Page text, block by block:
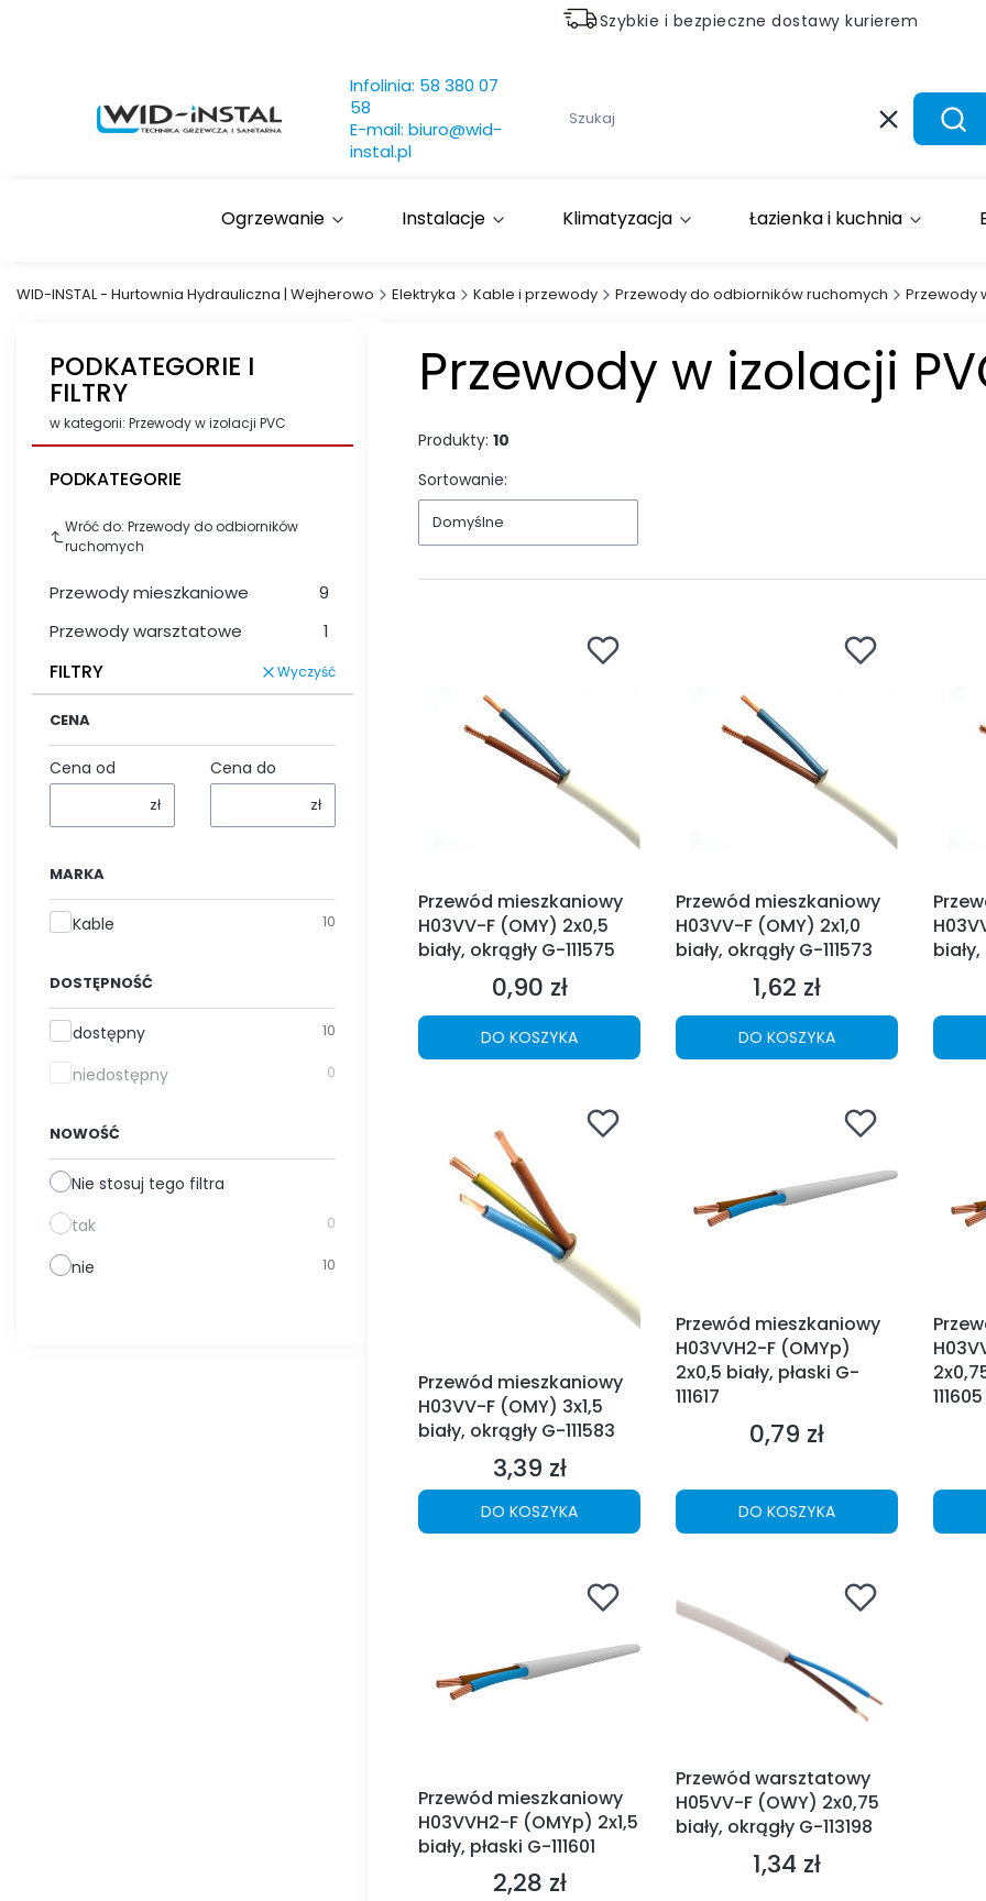
Szybkie i bezpieczne dostawy kurierem
Infolinia: 58 380 07
58
E-mail: biuro@wid-
instal.pl
WyczyśćSzukaj
Ogrzewanie Instalacje Klimatyzacja Łazienka i kuchnia
WID-INSTAL - Hurtownia Hydrauliczna | Wejherowo Elektryka Kable i przewody Przewody do odbiorników ruchomych Przewody
PODKATEGORIE I
FILTRY
w kategorii: Przewody w izolacji PVC
PODKATEGORIE
Wróć do: Przewody do odbiorników
ruchomych
Przewody mieszkaniowe
9
Przewody warsztatowe
1
FILTRY Wyczyść
CENA
Cena od
zł
Cena do
zł
MARKA
Marka
Kable 10
DOSTĘPNOŚĆ
Dostępność
dostępny 10
niedostępny 0
NOWOŚĆ
Nie stosuj tego filtra
tak
0
nie 10
Przewody w izolacji
Produkty: 10
Sortowanie:
Domyślne
Przewód mieszkaniowy
H03VV-F (OMY) 2x0,5
biały, okrągły G-111575
Cena
0,90 zł
DO KOSZYKA
Przewód mieszkaniowy
H03VV-F (OMY) 2x1,0
biały, okrągły G-111573
Cena
1,62 zł
DO KOSZYKA
biały,
Przewód mieszkaniowy
H03VV-F (OMY) 3x1,5
biały, okrągły G-111583
Cena
3,39 zł
DO KOSZYKA
Przewód mieszkaniowy
H03VVH2-F (OMYp)
2x0,5 biały, płaski G-
111617
Cena
0,79 zł
DO KOSZYKA
111605
Przewód mieszkaniowy
H03VVH2-F (OMYp) 2x1,5
biały, płaski G-111601
Cena
2,28 zł
Przewód warsztatowy
H05VV-F (OWY) 2x0,75
biały, okrągły G-113198
Cena
1,34 zł